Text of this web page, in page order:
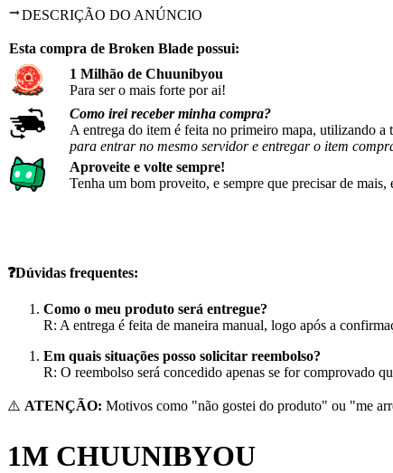
DESCRIÇÃO DO ANÚNCIO
Esta compra de Broken Blade possui:
1 Milhão de Chuunibyou
Para ser o mais forte por ai!
Como irei receber minha compra?
A entrega do item é feita no primeiro mapa, utilizando
para entrar no mesmo servidor e entregar o item
Aproveite e volte sempre!
Tenha um bom proveito, e sempre que precisar de mais,
❓Dúvidas frequentes:
Como o meu produto será entregue?
R: A entrega é feita de maneira manual, logo após a
Em quais situações posso solicitar reembolso?
R: O reembolso será concedido apenas se for comprovado
⚠️ ATENÇÃO: Motivos como "não gostei do produto" ou "me
1M CHUUNIBYOU